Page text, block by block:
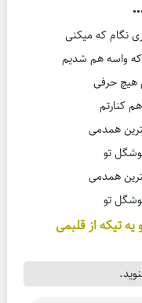
نگام که میکنی
واسه هم شدیم
هیچ حرفی
کنارتم
همدمی
تو
همدمی
تو
تیکه از قلبمی